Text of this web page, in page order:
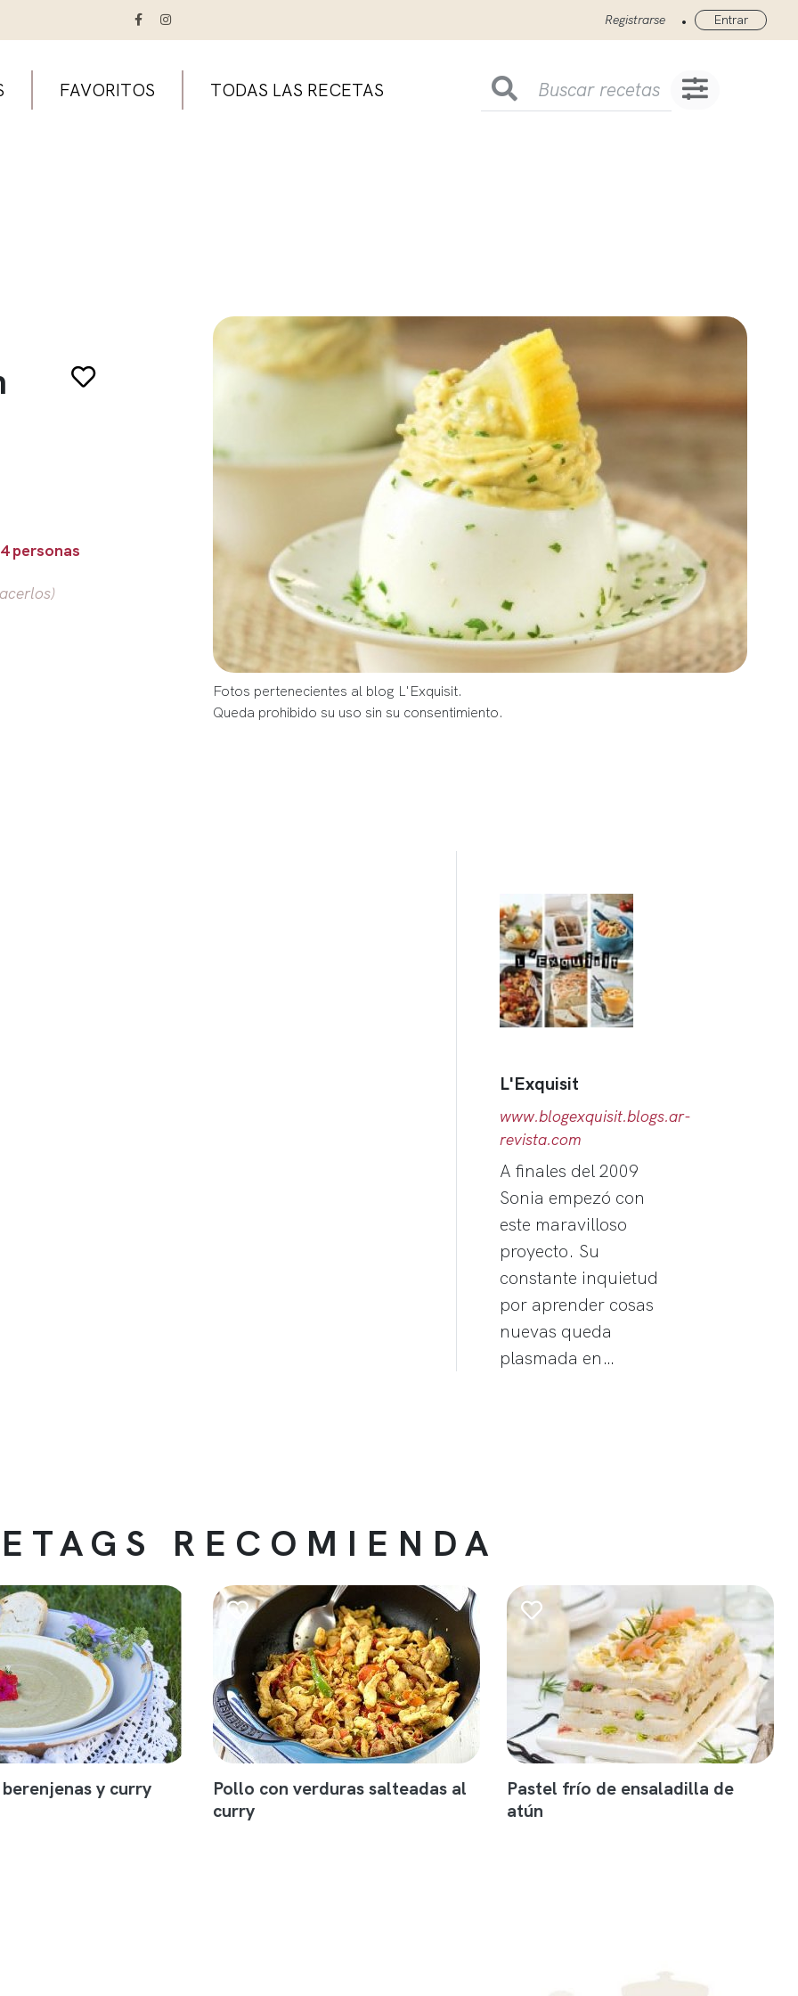
Registrarse • Entrar
FAVORITOS TODAS LAS RECETAS
personas
Fotos pertenecientes al blog L'Exquisit.
Queda prohibido su uso sin su consentimiento.
L'Exquisit
www.blogexquisit.blogs.ar-
revista.com
A finales del 2009
Sonia empezó con
este maravilloso
proyecto. Su
constante inquietud
por aprender cosas
nuevas queda
plasmada en…
RECOMIENDA
y curry
Pollo con verduras salteadas al
curry
Pastel frío de ensaladilla de
atún